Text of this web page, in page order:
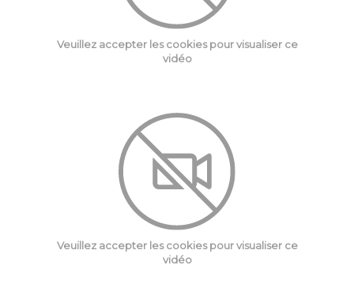
Veuillez accepter les cookies pour visualiser ce
vidéo
Veuillez accepter les cookies pour visualiser ce
vidéo